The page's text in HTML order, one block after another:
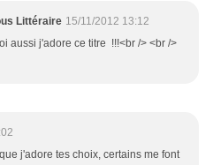
Littéraire 15/11/2012 13:12
aussi j'adore ce titre !!!<br /> <br />
j'adore tes choix, certains me font